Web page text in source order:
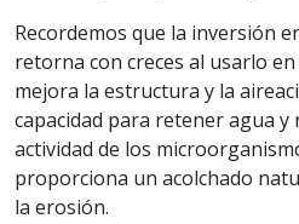
Recordemos que la inversión
retorna con creces al usarlo
mejora la estructura y la
capacidad para retener agua
actividad de los
proporciona un acolchado
la erosión.